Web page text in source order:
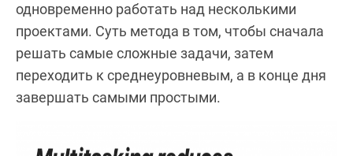
одновременно работать над несколькими
проектами. Суть метода в том, чтобы сначала
решать самые сложные задачи, затем
переходить к среднеуровневым, а в конце дня
завершать самыми простыми.